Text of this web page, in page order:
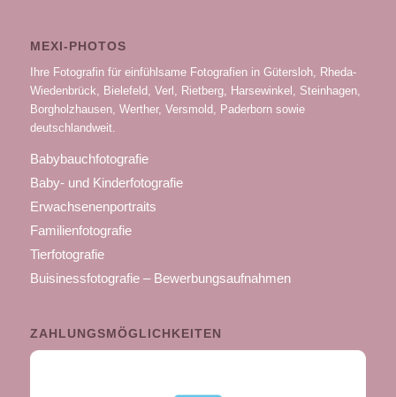
MEXI-PHOTOS
Ihre Fotografin für einfühlsame Fotografien in Gütersloh, Rheda-
Wiedenbrück, Bielefeld, Verl, Rietberg, Harsewinkel, Steinhagen,
Borgholzhausen, Werther, Versmold, Paderborn sowie
deutschlandweit.
Babybauchfotografie
Baby- und Kinderfotografie
Erwachsenenportraits
Familienfotografie
Tierfotografie
Buisinessfotografie – Bewerbungsaufnahmen
ZAHLUNGSMÖGLICHKEITEN